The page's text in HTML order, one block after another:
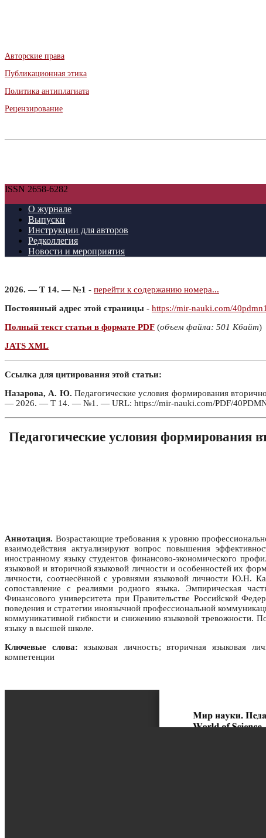
Авторские права
Публикационная этика
Политика антиплагиата
Рецензирование
ISSN 2658-6282
О журнале
Выпуски
Инструкции для авторов
Редколлегия
Новости и мероприятия
2026. — Т 14. — №1 - перейти к содержанию номера...
Постоянный адрес этой страницы - https://mir-nauki.com/
Полный текст статьи в формате PDF (объем файла: 501 Кбайт)
JATS XML
Ссылка для цитирования этой статьи:
Назарова, А. Ю. Педагогические условия формирования
— 2026. — Т 14. — №1. — URL: https://mir-nauki.com/PDF/
Педагогические условия формирования
Аннотация. Возрастающие требования к уровню
взаимодействия актуализируют вопрос повышения
иностранному языку студентов финансово-экономического
языковой и вторичной языковой личности и особенностей их
личности, соотнесённой с уровнями языковой личности Ю.Н.
сопоставление с реалиями родного языка. Эмпирическая
Финансового университета при Правительстве Российской
поведения и стратегии иноязычной профессиональной
коммуникативной гибкости и снижению языковой тревожности.
языку в высшей школе.
Ключевые слова: языковая личность; вторичная языковая
компетенции